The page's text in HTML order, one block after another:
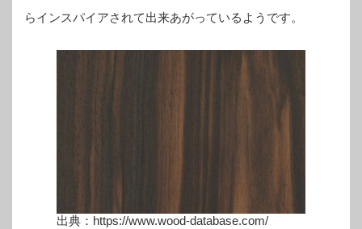
らインスパイアされて出来あがっているようです。
出典：https://www.wood-database.com/